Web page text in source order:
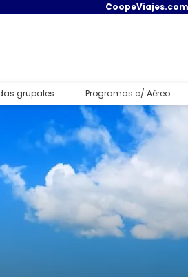
CoopeViajes.com
grupales Programas c/ Aéreo